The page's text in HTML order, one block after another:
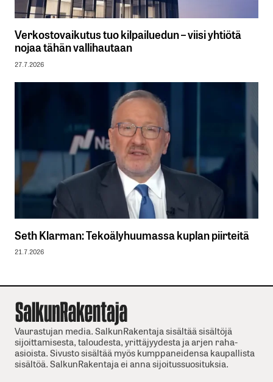
Verkostovaikutus tuo kilpailuedun – viisi yhtiötä
nojaa tähän vallihautaan
27.7.2026
Seth Klarman: Tekoälyhuumassa kuplan piirteitä
21.7.2026
Vaurastujan media. SalkunRakentaja sisältää sisältöjä
sijoittamisesta, taloudesta, yrittäjyydesta ja arjen raha-
asioista. Sivusto sisältää myös kumppaneidensa kaupallista
sisältöä. SalkunRakentaja ei anna sijoitussuosituksia.